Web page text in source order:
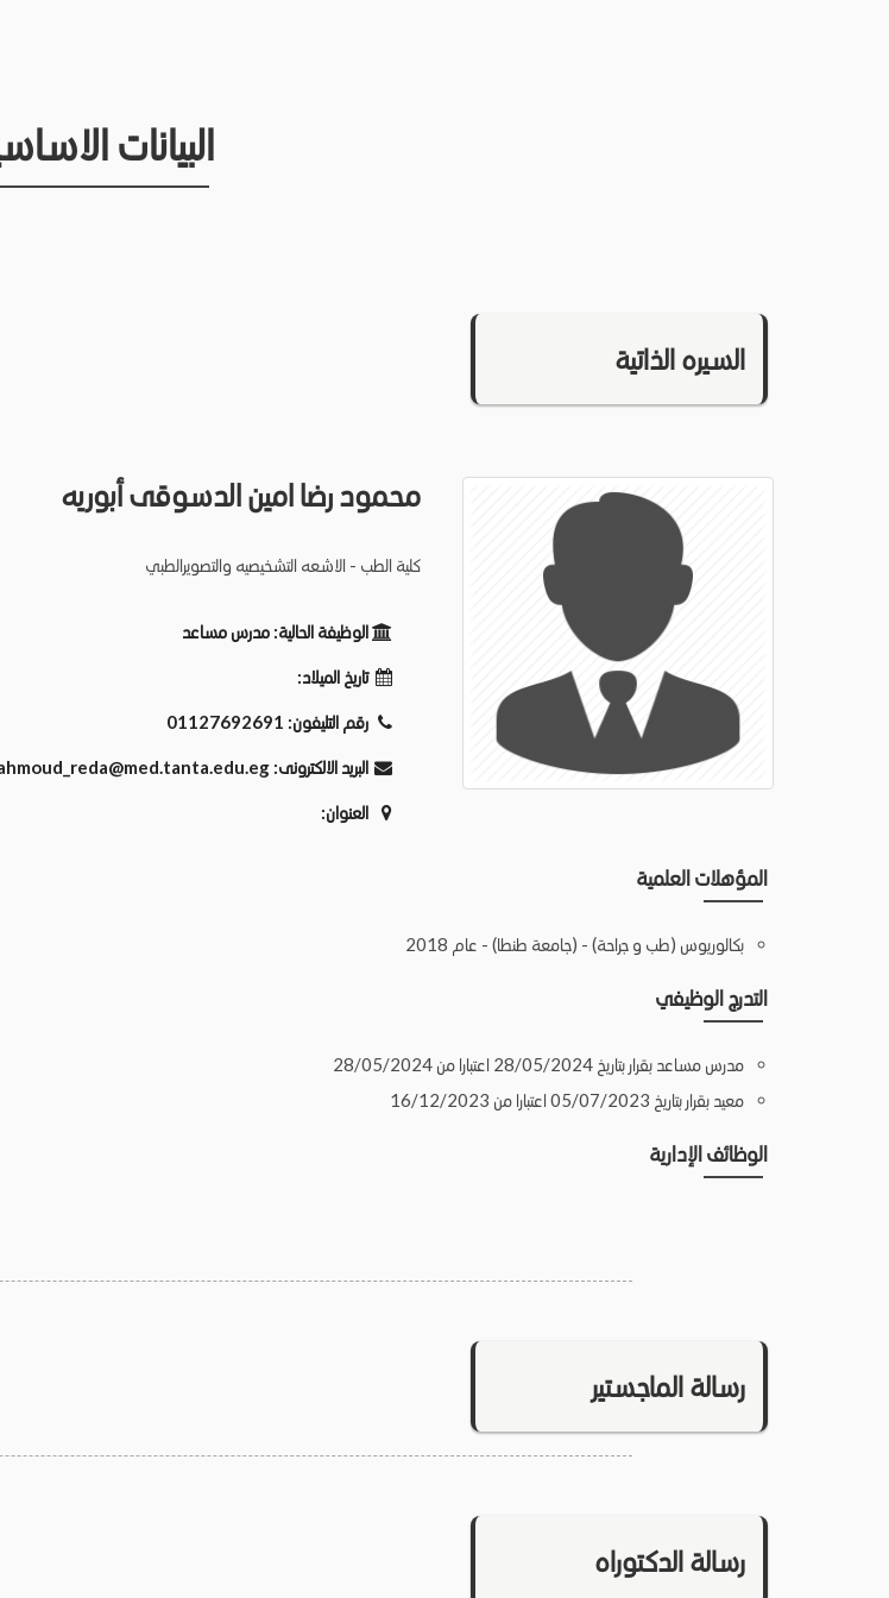
البيانات
السيره الذاتية
محمود رضا امين الدسوقى أبوريه
كلية الطب - الاشعه التشخيصيه والتصويرالطبي
الوظيفة الحالية:مدرس مساعد
تاريخ الميلاد:
رقم التليفون: 01127692691
البريد الالكترونى:
العنوان:
المؤهلات العلمية
بكالوريوس (طب و جراحة) - (جامعة طنطا) - عام 2018
التدرج الوظيفي
مدرس مساعد بقرار بتاريخ 28/05/2024 اعتبارا من 28/05/2024
معيد بقرار بتاريخ 05/07/2023 اعتبارا من 16/12/2023
الوظائف الإدارية
رسالة الماجستير
رسالة الدكتوراه